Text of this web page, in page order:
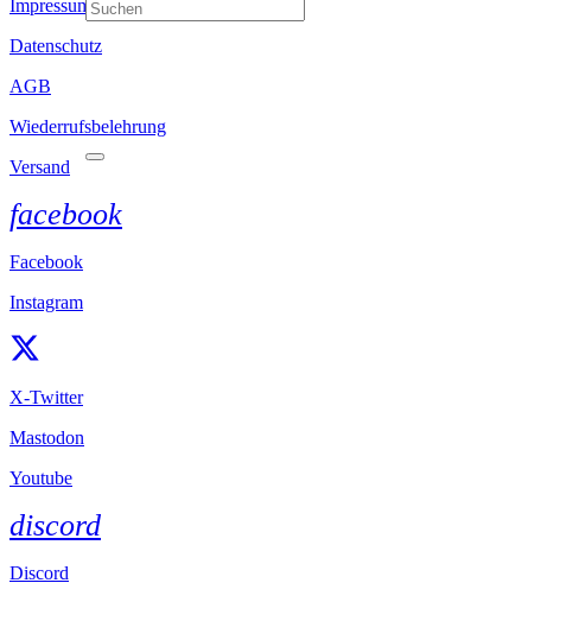
Impressum
Datenschutz
AGB
Wiederrufsbelehrung
Versand
facebook
Facebook
Instagram
X-Twitter
Mastodon
Youtube
discord
Discord